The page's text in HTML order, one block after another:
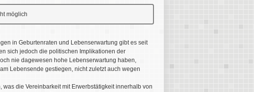
möglich
in Geburtenraten und Lebenserwartung gibt es seit
sich jedoch die politischen Implikationen der
nie dagewesen hohe Lebenserwartung haben,
Lebensende gestiegen, nicht zuletzt auch wegen
die Vereinbarkeit mit Erwerbstätigkeit innerhalb von